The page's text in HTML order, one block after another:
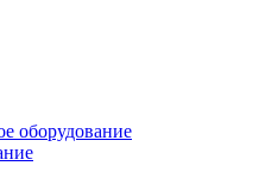
оборудование